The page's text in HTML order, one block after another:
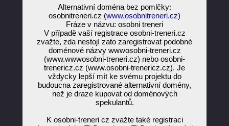
Alternativní doména bez pomlčky:
osobnitreneri.cz (www.osobnitreneri.cz)
Fráze v názvu: osobni treneri
V případě vaší registrace osobni-treneri.cz
zvažte, zda nestojí zato zaregistrovat podobné
doménové názvy wwwosobni-treneri.cz
(www.wwwosobni-treneri.cz) nebo osobni-
trenericz.cz (www.osobni-trenericz.cz). Je
vždycky lepší mít ke svému projektu do
budoucna zaregistrované alternativní domény,
než je draze kupovat od doménových
spekulantů.
K osobni-treneri cz zvažte také registraci